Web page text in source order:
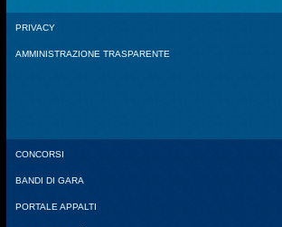
PRIVACY
AMMINISTRAZIONE TRASPARENTE
CONCORSI
BANDI DI GARA
PORTALE APPALTI